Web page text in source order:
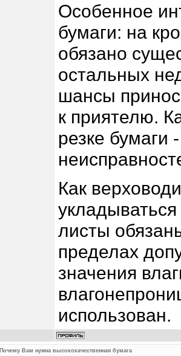
Особенное
бумаги: на
обязано
остальных
шансы
к приятелю.
резке бумаги
Как
листы
пределах
значения
использован.
Почему Вам нужна высококачественная бумага